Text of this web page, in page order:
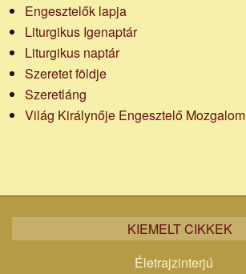
Engesztelők lapja
Liturgikus Igenaptár
Liturgikus naptár
Szeretet földje
Szeretláng
Világ Királynője Engesztelő Mozgalom
KIEMELT CIKKEK
Életrajzinterjú